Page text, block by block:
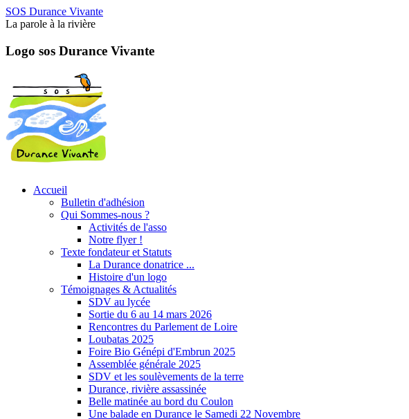
SOS Durance Vivante
La parole à la rivière
Logo sos Durance Vivante
Accueil
Bulletin d'adhésion
Qui Sommes-nous ?
Activités de l'asso
Notre flyer !
Texte fondateur et Statuts
La Durance donatrice ...
Histoire d'un logo
Témoignages & Actualités
SDV au lycée
Sortie du 6 au 14 mars 2026
Rencontres du Parlement de Loire
Loubatas 2025
Foire Bio Génépi d'Embrun 2025
Assemblée générale 2025
SDV et les soulèvements de la terre
Durance, rivière assassinée
Belle matinée au bord du Coulon
Une balade en Durance le Samedi 22 Novembre